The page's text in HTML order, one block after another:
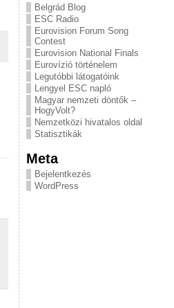
Belgrád Blog
ESC Radio
Eurovision Forum Song
Contest
Eurovision National Finals
Eurovízió történelem
Legutóbbi látogatóink
Lengyel ESC napló
Magyar nemzeti döntők –
HogyVolt?
Nemzetközi hivatalos oldal
Statisztikák
Meta
Bejelentkezés
WordPress